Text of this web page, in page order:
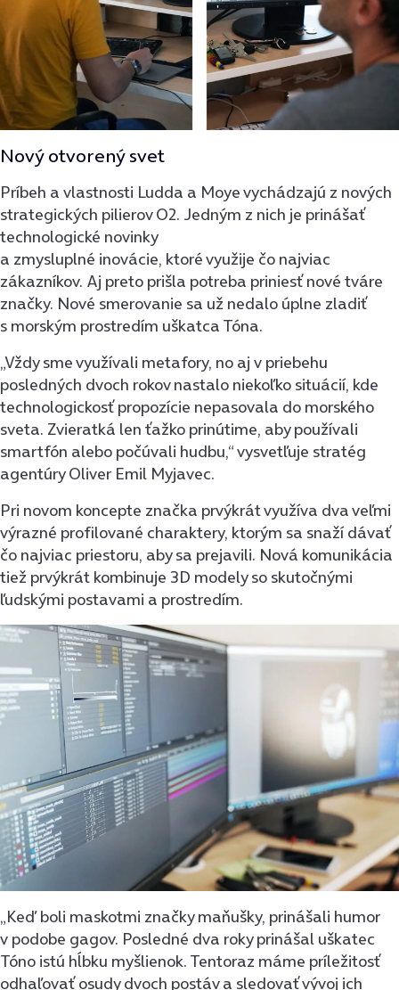
Nový otvorený svet
Príbeh a vlastnosti Ludda a Moye vychádzajú z nových
strategických pilierov O2. Jedným z nich je prinášať
technologické novinky
a zmysluplné inovácie, ktoré využije čo najviac
zákazníkov. Aj preto prišla potreba priniesť nové tváre
značky. Nové smerovanie sa už nedalo úplne zladiť
s morským prostredím uškatca Tóna.
„Vždy sme využívali metafory, no aj v priebehu
posledných dvoch rokov nastalo niekoľko situácií, kde
technologickosť propozície nepasovala do morského
sveta. Zvieratká len ťažko prinútime, aby používali
smartfón alebo počúvali hudbu,“ vysvetľuje stratég
agentúry Oliver Emil Myjavec.
Pri novom koncepte značka prvýkrát využíva dva veľmi
výrazné profilované charaktery, ktorým sa snaží dávať
čo najviac priestoru, aby sa prejavili. Nová komunikácia
tiež prvýkrát kombinuje 3D modely so skutočnými
ľudskými postavami a prostredím.
„Keď boli maskotmi značky maňušky, prinášali humor
v podobe gagov. Posledné dva roky prinášal uškatec
Tóno istú hĺbku myšlienok. Tentoraz máme príležitosť
odhaľovať osudy dvoch postáv a sledovať vývoj ich